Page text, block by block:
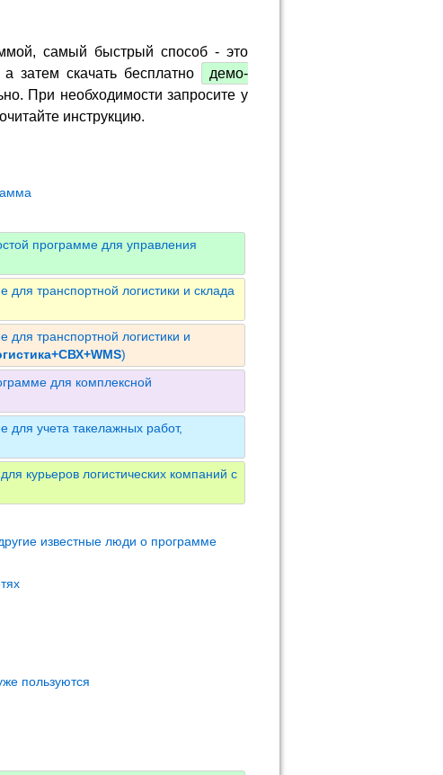
самый быстрый способ - это
а затем скачать бесплатно
демо-
При необходимости запросите у
инструкцию.
программе для управления
транспортной логистики и склада
транспортной логистики и
)
для комплексной
учета такелажных работ,
курьеров логистических компаний с
известные люди о программе
пользуются